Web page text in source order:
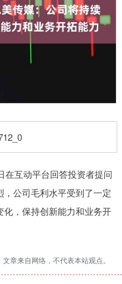
互动平台回答投资者提问
公司毛利水平受到了一定
，保持创新能力和业务开
章来自网络，不代表本站观点。